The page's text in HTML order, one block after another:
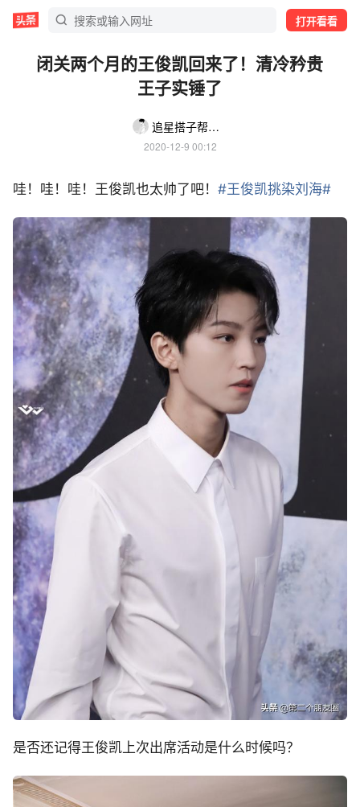
打开看看
闭关两个月的王俊凯回来了！清冷矜贵
王子实锤了
追星搭子帮你抢票
2020-12-9 00:12
哇！哇！哇！王俊凯也太帅了吧！ #王俊凯挑染刘海#
是否还记得王俊凯上次出席活动是什么时候吗？